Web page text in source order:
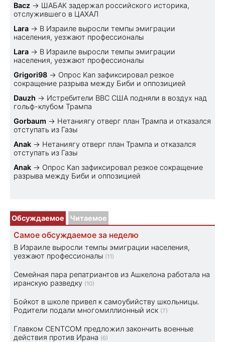
Bacz → ШАБАК задержал российского историка,
отслужившего в ЦАХАЛ
Lara → В Израиле выросли темпы эмиграции
населения, уезжают профессионалы
Lara → В Израиле выросли темпы эмиграции
населения, уезжают профессионалы
Grigori98 → Опрос Kan зафиксировал резкое
сокращение разрыва между Биби и оппозицией
Dauzh → Истребители ВВС США подняли в воздух над
гольф-клубом Трампа
Gorbaum → Нетаниягу отверг план Трампа и отказался
отступать из Газы
Anak → Нетаниягу отверг план Трампа и отказался
отступать из Газы
Anak → Опрос Kan зафиксировал резкое сокращение
разрыва между Биби и оппозицией
Обсуждаемое Читаемое
Самое обсуждаемое за неделю
В Израиле выросли темпы эмиграции населения,
уезжают профессионалы (11)
Семейная пара репатриантов из Ашкелона работала на
иранскую разведку (10)
Бойкот в школе привел к самоубийству школьницы.
Родители подали многомиллионный иск (7)
Главком CENTCOM предложил закончить военные
действия против Ирана (6)